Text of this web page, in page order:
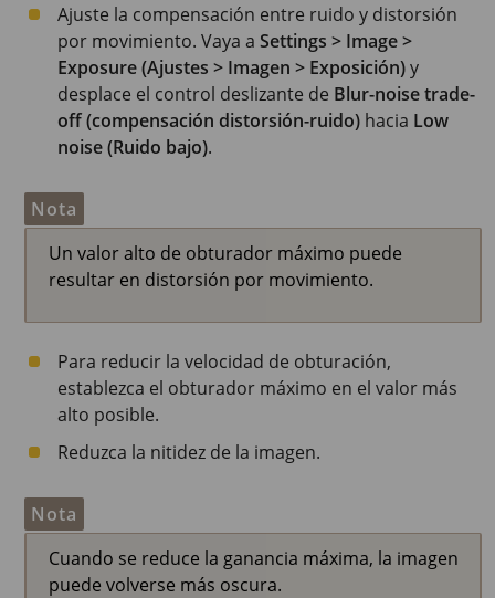
Ajuste la compensación entre ruido y distorsión
por movimiento. Vaya a Settings > Image >
Exposure (Ajustes > Imagen > Exposición)y
desplace el control deslizante de Blur-noise trade-
off (compensación distorsión-ruido) hacia Low
noise (Ruido bajo).
Nota
Un valor alto de obturador máximo puede
resultar en distorsión por movimiento.
Para reducir la velocidad de obturación,
establezca el obturador máximo en el valor más
alto posible.
Reduzca la nitidez de la imagen.
Nota
Cuando se reduce la ganancia máxima, la imagen
puede volverse más oscura.